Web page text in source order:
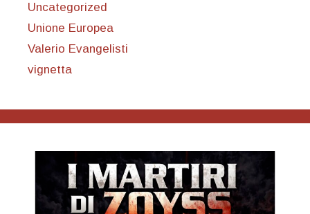
Uncategorized
Unione Europea
Valerio Evangelisti
vignetta